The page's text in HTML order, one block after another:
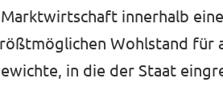
innerhalb
Wohlstand für
in die der Staat